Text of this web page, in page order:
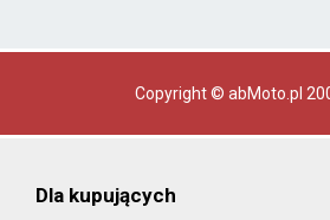
Copyright © abMoto.pl
Dla kupujących